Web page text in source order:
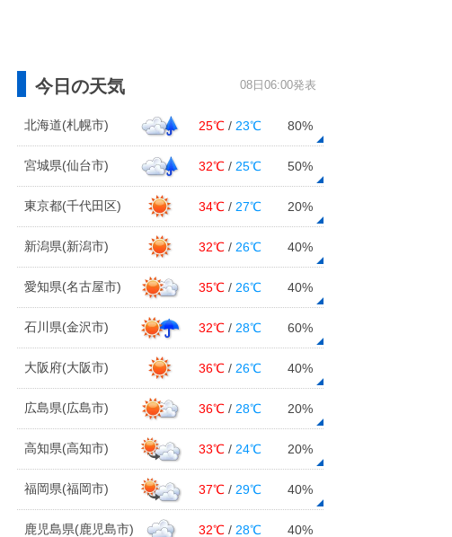
今日の天気 08日06:00発表
北海道(札幌市) 25℃ / 23℃ 80%
宮城県(仙台市) 32℃ / 25℃ 50%
東京都(千代田区) 34℃ / 27℃ 20%
新潟県(新潟市) 32℃ / 26℃ 40%
愛知県(名古屋市) 35℃ / 26℃ 40%
石川県(金沢市) 32℃ / 28℃ 60%
大阪府(大阪市) 36℃ / 26℃ 40%
広島県(広島市) 36℃ / 28℃ 20%
高知県(高知市) 33℃ / 24℃ 20%
福岡県(福岡市) 37℃ / 29℃ 40%
鹿児島県(鹿児島市) 32℃ / 28℃ 40%